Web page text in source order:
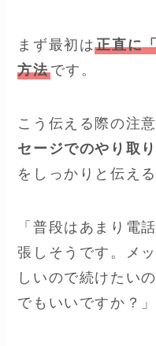
まず最初は正直に
方法です。
こう伝える際の注
セージでのやり取
をしっかりと伝え
「普段はあまり電
張しそうです。メ
しいので続けたい
でもいいですか？」